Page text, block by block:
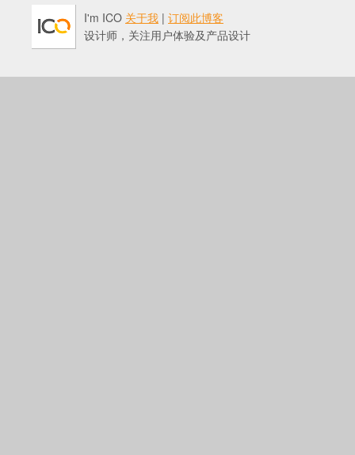
I'm ICO 关于我 | 订阅此博客
设计师，关注用户体验及产品设计